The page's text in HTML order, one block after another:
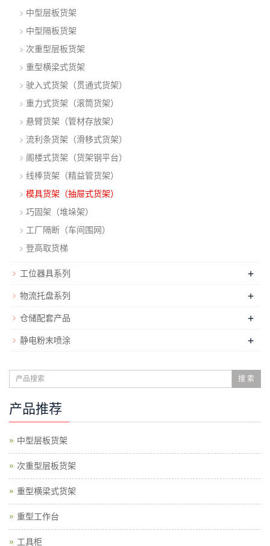
中型层板货架
中型隔板货架
次重型层板货架
重型横梁式货架
驶入式货架（贯通式货架）
重力式货架（滚筒货架）
悬臂货架（管材存放架）
流利条货架（滑移式货架）
阁楼式货架（货架钢平台）
线棒货架（精益管货架）
模具货架（抽屉式货架）
巧固架（堆垛架）
工厂隔断（车间围网）
登高取货梯
工位器具系列 +
物流托盘系列 +
仓储配套产品 +
静电粉末喷涂 +
搜 索
产品推荐
中型层板货架
次重型层板货架
重型横梁式货架
重型工作台
工具柜